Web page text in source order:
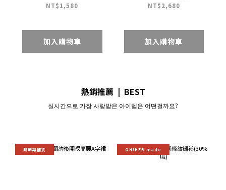
NT$1,580
加入購物車
NT$2,680
加入購物車
熱銷推薦 | BEST
실시간으로 가장 사랑받은 아이템은 어떤걸까요?
熱銷再補貨 OH!HER made